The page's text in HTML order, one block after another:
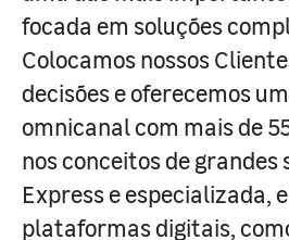
focada em soluções
Colocamos nossos
decisões e oferecemos
omnicanal com mais de
nos conceitos de grandes
Express e especializada,
plataformas digitais,